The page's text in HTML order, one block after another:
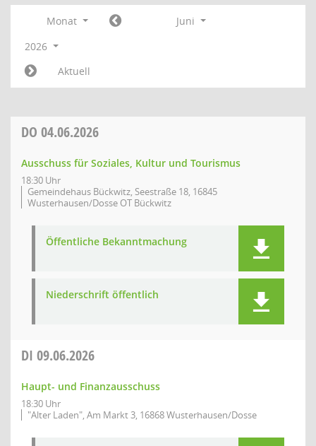
Monat
Juni
2026
Aktuell
DO 04.06.2026
Ausschuss für Soziales, Kultur und Tourismus
18:30 Uhr
Gemeindehaus Bückwitz, Seestraße 18, 16845
Wusterhausen/Dosse OT Bückwitz
Öffentliche Bekanntmachung
Niederschrift öffentlich
DI 09.06.2026
Haupt- und Finanzausschuss
18:30 Uhr
"Alter Laden", Am Markt 3, 16868 Wusterhausen/Dosse